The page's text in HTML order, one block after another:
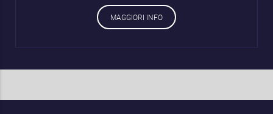
MAGGIORI INFO